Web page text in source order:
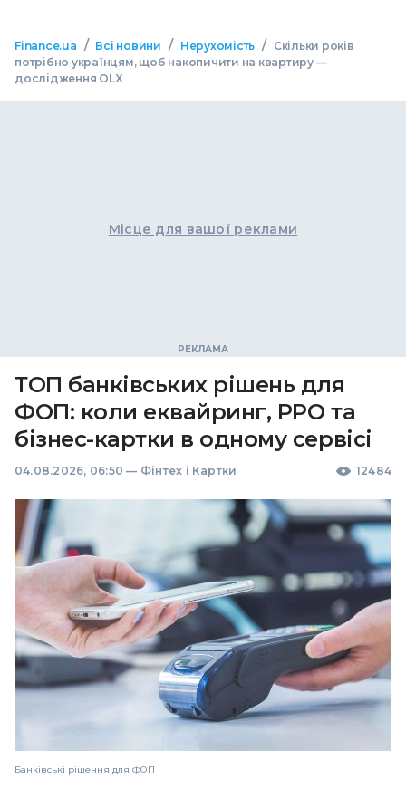
Finance.ua / Всі новини / Нерухомість /
Скільки років
потрібно українцям, щоб накопичити на квартиру —
дослідження OLX
Місце для вашої реклами
ТОП банківських рішень для
ФОП: коли еквайринг, РРО та
бізнес-картки в одному сервісі
04.08.2026, 06:50 — Фінтех і Картки 12484
Банківські рішення для ФОП